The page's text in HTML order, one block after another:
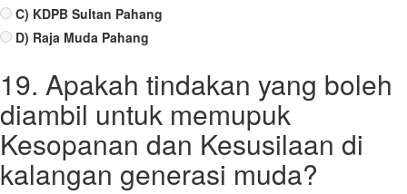
C) KDPB Sultan Pahang
D) Raja Muda Pahang
19. Apakah tindakan yang boleh
diambil untuk memupuk
Kesopanan dan Kesusilaan di
kalangan generasi muda?